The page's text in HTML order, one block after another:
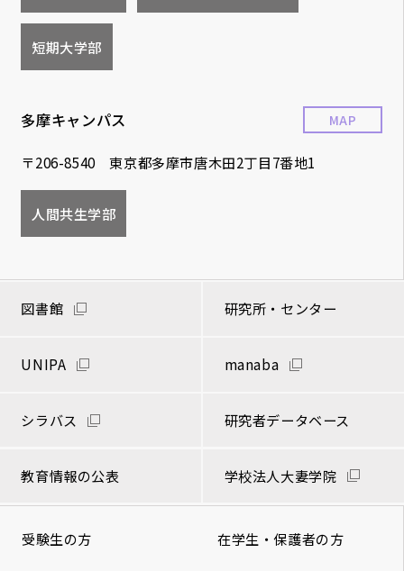
短期大学部
多摩キャンパス
〒206-8540 東京都多摩市唐木田2丁目7番地1
MAP
人間共生学部
図書館 研究所・センター
UNIPA manaba
シラバス 研究者データベース
教育情報の公表 学校法人大妻学院
受験生の方 在学生・保護者の方